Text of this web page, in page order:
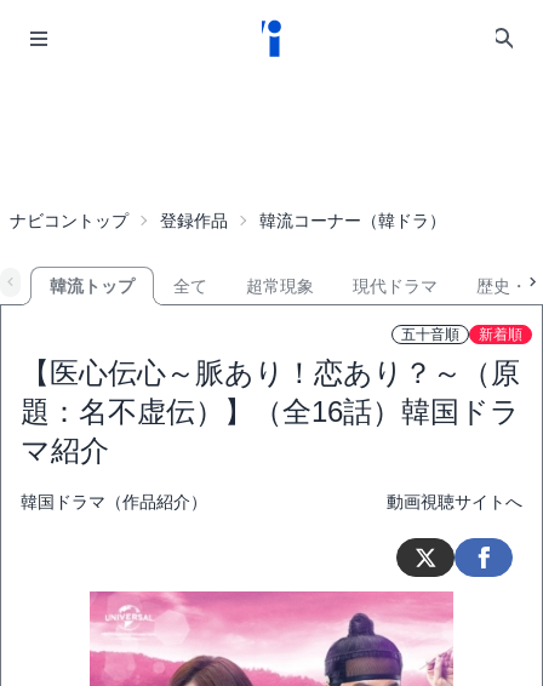
ナビコントップ 登録作品 韓流コーナー（韓ドラ）
韓流トップ 全て 超常現象 現代ドラマ 歴史・
五十音順 新着順
【医心伝心～脈あり！恋あり？～（原
題：名不虚伝）】（全16話）韓国ドラ
マ紹介
韓国ドラマ（作品紹介） 動画視聴サイトへ